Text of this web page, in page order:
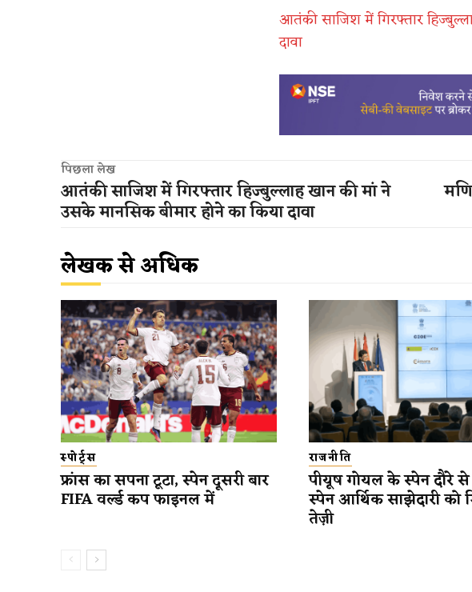
आतंकी साजिश में गिरफ्तार
दावा
पिछला लेख
आतंकी साजिश में गिरफ्तार हिज्बुल्लाह खान की मां ने
उसके मानसिक बीमार होने का किया दावा
लेखक से अधिक
स्पोर्ट्स
फ्रांस का सपना टूटा, स्पेन दूसरी बार
FIFA वर्ल्ड कप फाइनल में
राजनीति
पीयूष गोयल के स्पेन दौरे
स्पेन आर्थिक साझेदारी को
तेज़ी